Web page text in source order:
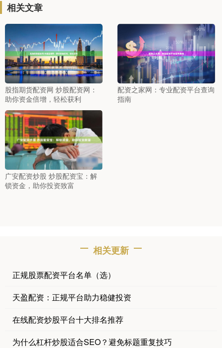
相关文章
股指期货配资网 炒股配资网：
助你资金倍增，轻松获利
配资之家网：专业配资平台查询
指南
广安配资炒股 炒股配资宝：解
锁资金，助你投资致富
相关更新
正规股票配资平台名单（选）
天盈配资：正规平台助力稳健投资
在线配资炒股平台十大排名推荐
为什么杠杆炒股适合SEO？避免标题重复技巧